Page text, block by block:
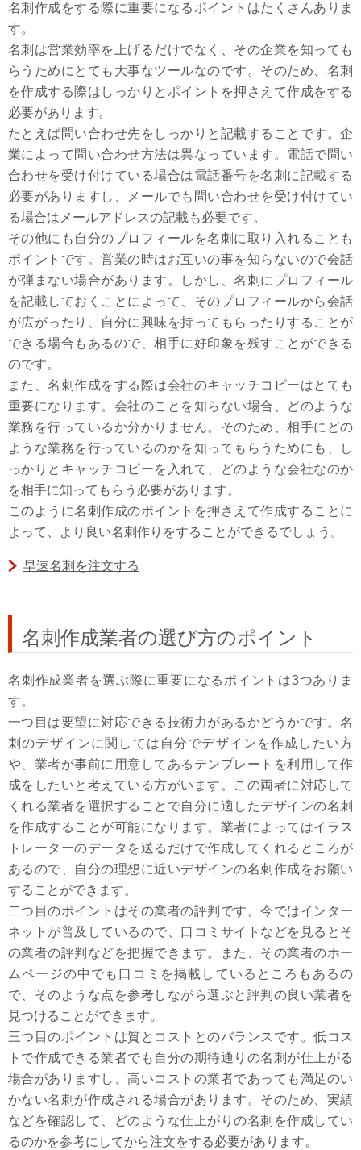
名刺作成をする際に重要になるポイントはたくさんありま
す。
名刺は営業効率を上げるだけでなく、その企業を知っても
らうためにとても大事なツールなのです。そのため、名刺
を作成する際はしっかりとポイントを押さえて作成をする
必要があります。
たとえば問い合わせ先をしっかりと記載することです。企
業によって問い合わせ方法は異なっています。電話で問い
合わせを受け付けている場合は電話番号を名刺に記載する
必要がありますし、メールでも問い合わせを受け付けてい
る場合はメールアドレスの記載も必要です。
その他にも自分のプロフィールを名刺に取り入れることも
ポイントです。営業の時はお互いの事を知らないので会話
が弾まない場合があります。しかし、名刺にプロフィール
を記載しておくことによって、そのプロフィールから会話
が広がったり、自分に興味を持ってもらったりすることが
できる場合もあるので、相手に好印象を残すことができる
のです。
また、名刺作成をする際は会社のキャッチコピーはとても
重要になります。会社のことを知らない場合、どのような
業務を行っているか分かりません。そのため、相手にどの
ような業務を行っているのかを知ってもらうためにも、し
っかりとキャッチコピーを入れて、どのような会社なのか
を相手に知ってもらう必要があります。
このように名刺作成のポイントを押さえて作成することに
よって、より良い名刺作りをすることができるでしょう。
早速名刺を注文する
名刺作成業者の選び方のポイント
名刺作成業者を選ぶ際に重要になるポイントは3つありま
す。
一つ目は要望に対応できる技術力があるかどうかです。名
刺のデザインに関しては自分でデザインを作成したい方
や、業者が事前に用意してあるテンプレートを利用して作
成をしたいと考えている方がいます。この両者に対応して
くれる業者を選択することで自分に適したデザインの名刺
を作成することが可能になります。業者によってはイラス
トレーターのデータを送るだけで作成してくれるところが
あるので、自分の理想に近いデザインの名刺作成をお願い
することができます。
二つ目のポイントはその業者の評判です。今ではインター
ネットが普及しているので、口コミサイトなどを見るとそ
の業者の評判などを把握できます。また、その業者のホー
ムページの中でも口コミを掲載しているところもあるの
で、そのような点を参考しながら選ぶと評判の良い業者を
見つけることができます。
三つ目のポイントは質とコストとのバランスです。低コス
トで作成できる業者でも自分の期待通りの名刺が仕上がる
場合がありますし、高いコストの業者であっても満足のい
かない名刺が作成される場合があります。そのため、実績
などを確認して、どのような仕上がりの名刺を作成してい
るのかを参考にしてから注文をする必要があります。